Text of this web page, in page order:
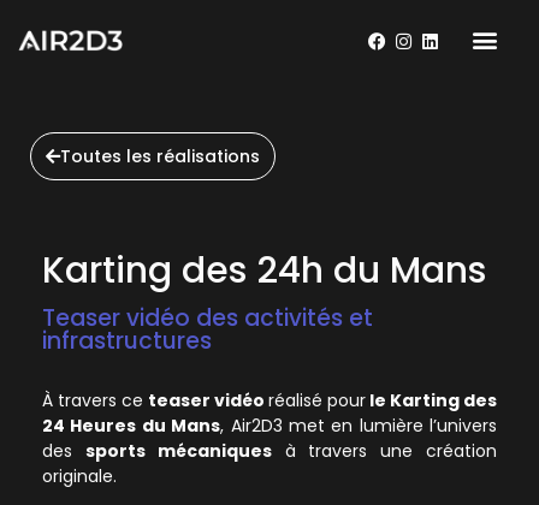
Toutes les réalisations
Karting des 24h du Mans
Teaser vidéo des activités et
infrastructures
À travers ce teaser vidéo réalisé pour le Karting des
24 Heures du Mans, Air2D3 met en lumière l’univers
des sports mécaniquesà travers une création
originale.